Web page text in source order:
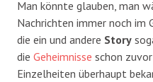
Man könnte glauben, man
Nachrichten immer noch im
die ein und andere Story
die Geheimnisse schon
Einzelheiten überhaupt